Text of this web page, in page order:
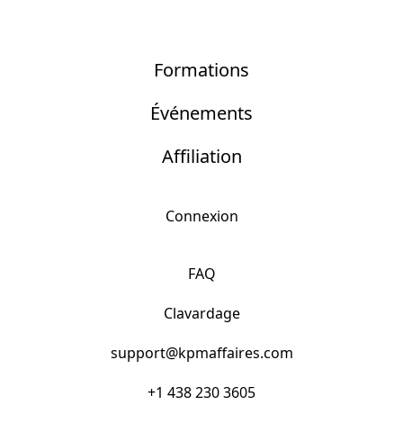
Formations
Événements
Affiliation
Connexion
FAQ
Clavardage
support@kpmaffaires.com
+1 438 230 3605